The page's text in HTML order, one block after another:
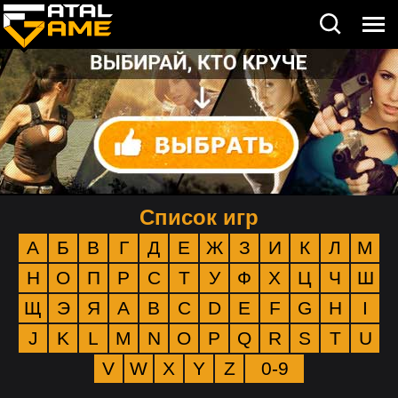
Список игр
А Б В Г Д Е Ж З И К Л
М
Н
О П Р С Т У Ф Х Ц Ч
Ш
Щ
Э Я A B C D E F G H
I
J
K L M N O P Q R S T
U
V
W X Y Z 0-9